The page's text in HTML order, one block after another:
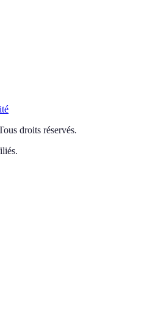
droits réservés.